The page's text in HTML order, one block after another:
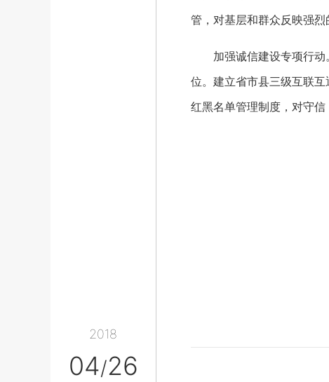
2018
04/26
管，对基层和群众反映强
加强诚信建设专项行动
位。建立省市县三级互联
红黑名单管理制度，对守